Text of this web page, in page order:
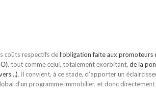
coûts respectifs del’obligation faite aux promoteurs
, tout comme celui, totalement exorbitant, de la
. Il convient, à ce stade, d’apporter un
d’un programme immobilier, et donc directement